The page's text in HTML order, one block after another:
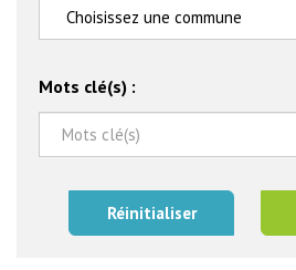
Mots clé(s) :
Réinitialiser